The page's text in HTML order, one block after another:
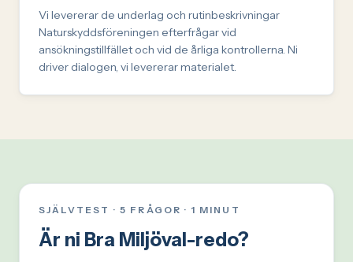
Vi levererar de underlag och rutinbeskrivningar
Naturskyddsföreningen efterfrågar vid
ansökningstillfället och vid de årliga kontrollerna. Ni
driver dialogen, vi levererar materialet.
SJÄLVTEST · 5 FRÅGOR · 1 MINUT
Är ni Bra Miljöval-redo?